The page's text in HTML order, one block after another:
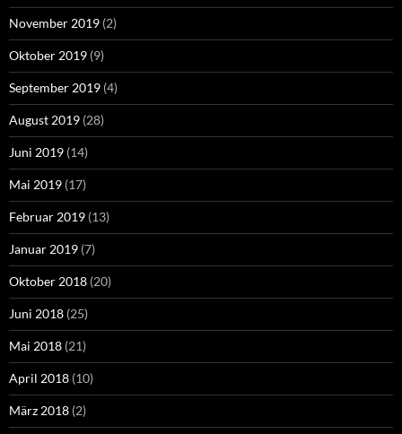
November 2019 (2)
Oktober 2019 (9)
September 2019 (4)
August 2019 (28)
Juni 2019 (14)
Mai 2019 (17)
Februar 2019 (13)
Januar 2019 (7)
Oktober 2018 (20)
Juni 2018 (25)
Mai 2018 (21)
April 2018 (10)
März 2018 (2)